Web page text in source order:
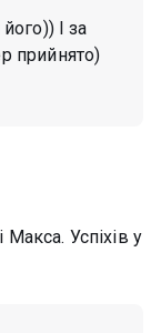
І за
прийнято)
Успіхів у